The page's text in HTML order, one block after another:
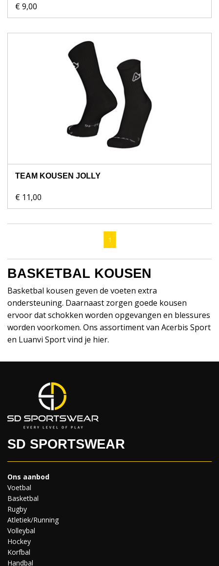
€ 9,00
TEAM KOUSEN JOLLY
€ 11,00
1
BASKETBAL KOUSEN
Basketbal kousen geven de voeten extra
ondersteuning. Daarnaast zorgen goede kousen
ervoor dat schokken worden opgevangen en blessures
worden voorkomen. Ons assortiment van Acerbis Sport
en Luanvi Sport vind je hier.
SD SPORTSWEAR
Ons aanbod
Voetbal
Basketbal
Rugby
Atletiek/Running
Volleybal
Hockey
Korfbal
Handbal